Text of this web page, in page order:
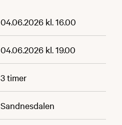
04.06.2026 kl. 16.00
04.06.2026 kl. 19.00
3 timer
Sandnesdalen